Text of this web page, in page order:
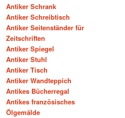
Antiker Schrank
Antiker Schreibtisch
Antiker Seitenständer für
Zeitschriften
Antiker Spiegel
Antiker Stuhl
Antiker Tisch
Antiker Wandteppich
Antikes Bücherregal
Antikes französisches
Ölgemälde